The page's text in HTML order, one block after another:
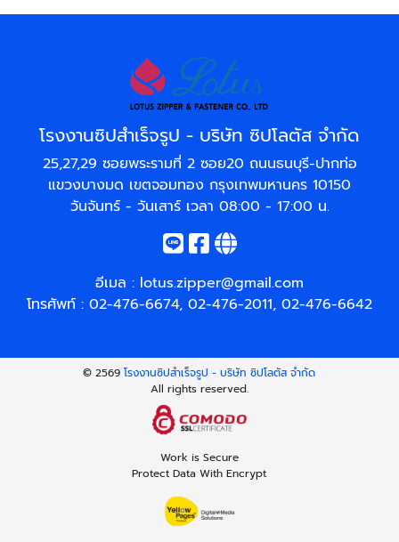
โรงงานซิปสำเร็จรูป - บริษัท ซิปโลตัส จำกัด
25,27,29 ซอยพระรามที่ 2 ซอย20 ถนนธนบุรี-ปากท่อ
แขวงบางมด เขตจอมทอง กรุงเทพมหานคร 10150
วันจันทร์ - วันเสาร์ เวลา 08:00 - 17:00 น.
อีเมล : lotus.zipper@gmail.com
โทรศัพท์ : 02-476-6674, 02-476-2011, 02-476-6642
© 2569โรงงานซิปสำเร็จรูป - บริษัท ซิปโลตัส จำกัด
All rights reserved.
Work is Secure
Protect Data With Encrypt